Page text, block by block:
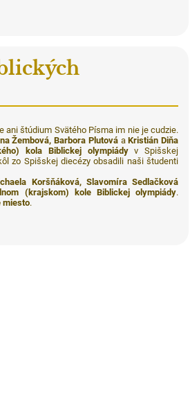
ani štúdium Svätého Písma im nie je cudzie.
Žembová, Barbora Plutová aKristián Diňa
kola Biblickej olympiádyv Spišskej
zo Spišskej diecézy obsadili naši študenti
Koršňáková, Slavomíra Sedlačková
(krajskom) kole Biblickej olympiády.
miesto.